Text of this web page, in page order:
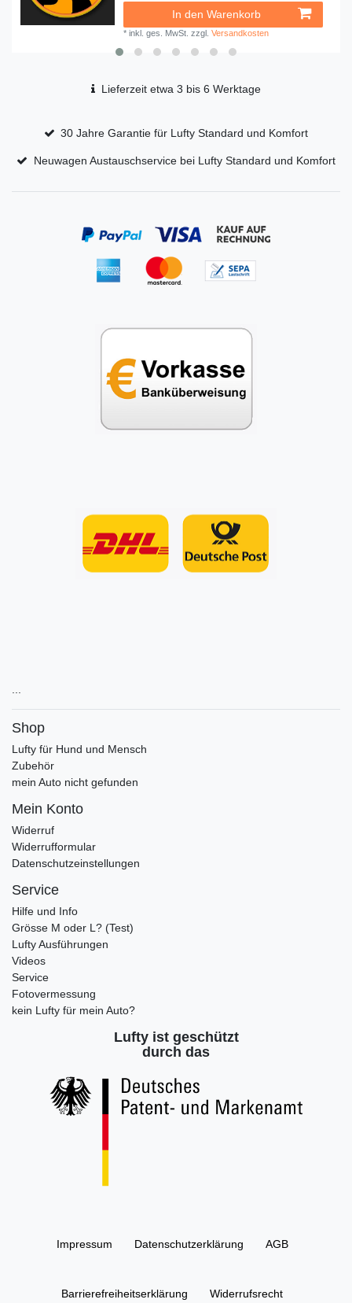
In den Warenkorb
*inkl. ges. MwSt. zzgl.Versandkosten
Lieferzeit etwa 3 bis 6 Werktage
30 Jahre Garantie für Lufty Standard und Komfort
Neuwagen Austauschservice bei Lufty Standard und Komfort
Shop
Lufty für Hund und Mensch
Zubehör
mein Auto nicht gefunden
Mein Konto
Widerruf
Widerrufformular
Datenschutzeinstellungen
Service
Hilfe und Info
Grösse M oder L? (Test)
Lufty Ausführungen
Videos
Service
Fotovermessung
kein Lufty für mein Auto?
Lufty ist geschützt
durch das
Impressum Daten­schutz­erklärung AGB
Barrierefreiheitserklärung Widerrufs­recht